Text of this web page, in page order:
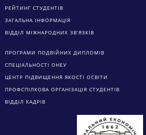
РЕЙТИНГ СТУДЕНТІВ
ЗАГАЛЬНА ІНФОРМАЦІЯ
ВІДДІЛ МІЖНАРОДНИХ ЗВ’ЯЗКІВ
ПРОГРАМИ ПОДВІЙНИХ ДИПЛОМІВ
СПЕЦІАЛЬНОСТІ ОНЕУ
ЦЕНТР ПІДВИЩЕННЯ ЯКОСТІ ОСВІТИ
ПРОФСПІЛКОВА ОРГАНІЗАЦІЯ СТУДЕНТІВ
ВІДДІЛ КАДРІВ